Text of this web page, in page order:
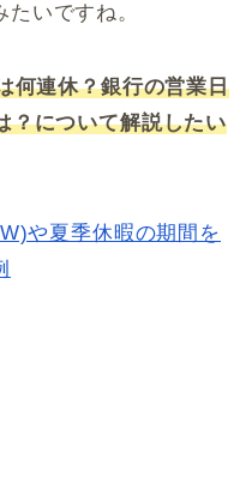
いですね。
何連休？銀行の営業日
？について解説したい
や夏季休暇の期間を